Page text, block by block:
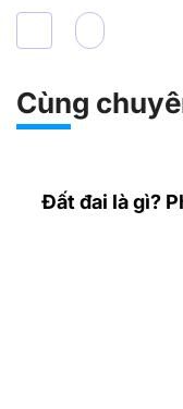
Cùng
Đất đai là gì?